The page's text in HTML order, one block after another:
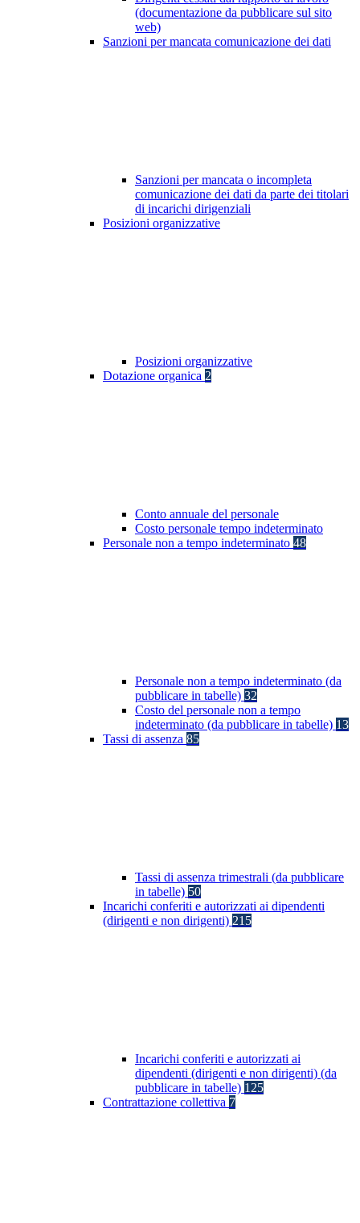
(documentazione da pubblicare sul sito
web)
Sanzioni per mancata comunicazione dei dati
Sanzioni per mancata o incompleta
comunicazione dei dati da parte dei titolari
di incarichi dirigenziali
Posizioni organizzative
Posizioni organizzative
Dotazione organica 2
Conto annuale del personale
Costo personale tempo indeterminato
Personale non a tempo indeterminato 48
Personale non a tempo indeterminato (da
pubblicare in tabelle) 32
Costo del personale non a tempo
indeterminato (da pubblicare in tabelle) 13
Tassi di assenza 85
Tassi di assenza trimestrali (da pubblicare
in tabelle) 50
Incarichi conferiti e autorizzati ai dipendenti
(dirigenti e non dirigenti) 215
Incarichi conferiti e autorizzati ai
dipendenti (dirigenti e non dirigenti) (da
pubblicare in tabelle) 125
Contrattazione collettiva 7